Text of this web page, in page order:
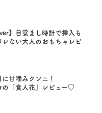
】目覚まし時計で挿入も
レない大人のおもちゃレビ
甘噛みクンニ！
の「食人花」レビュー♡